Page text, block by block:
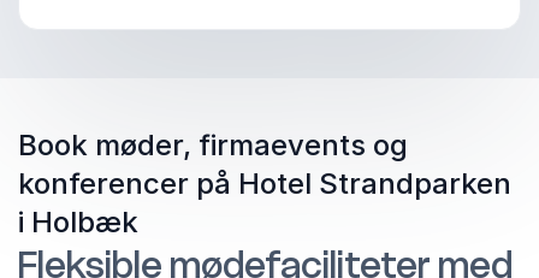
Book møder, firmaevents og
konferencer på Hotel Strandparken
i Holbæk
Fleksible mødefaciliteter med